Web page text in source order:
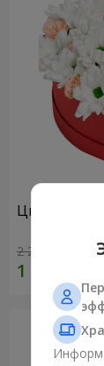
Цветы в
2 249 грн